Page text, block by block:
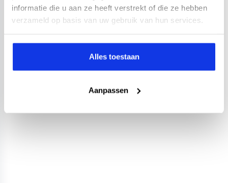
informatie die u aan ze heeft verstrekt of die ze hebben
verzameld op basis van uw gebruik van hun services.
Alles toestaan
Aanpassen